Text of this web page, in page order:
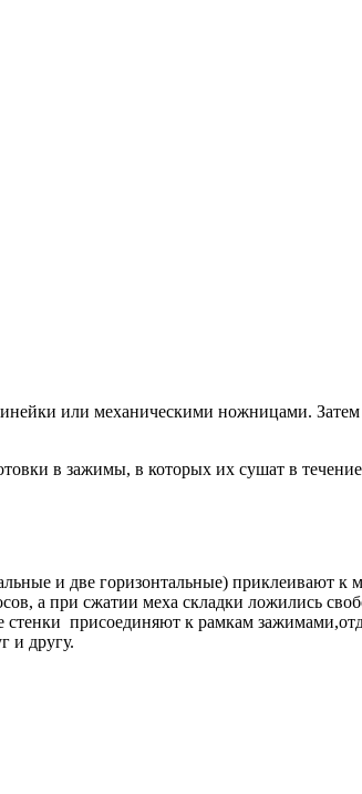
или механическими ножницами.
в зажимы, в которых их сушат в
и две горизонтальные) приклеивают
a при сжатии меха складки ложились
стенки присоединяют к рамкам
и другу.